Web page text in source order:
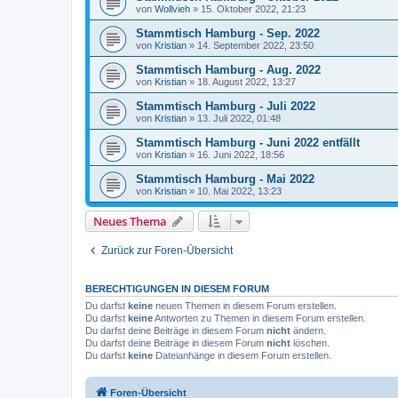
von Wollvieh » 15. Oktober 2022, 21:23
Stammtisch Hamburg - Sep. 2022
von Kristian » 14. September 2022, 23:50
Stammtisch Hamburg - Aug. 2022
von Kristian » 18. August 2022, 13:27
Stammtisch Hamburg - Juli 2022
von Kristian » 13. Juli 2022, 01:48
Stammtisch Hamburg - Juni 2022 entfällt
von Kristian » 16. Juni 2022, 18:56
Stammtisch Hamburg - Mai 2022
von Kristian » 10. Mai 2022, 13:23
Neues Thema
Zurück zur Foren-Übersicht
BERECHTIGUNGEN IN DIESEM FORUM
Du darfst keine neuen Themen in diesem Forum erstellen.
Du darfst keineAntworten zu Themen in diesem Forum erstellen.
Du darfst deine Beiträge in diesem Forum nicht ändern.
Du darfst deine Beiträge in diesem Forum nicht löschen.
Du darfst keine Dateianhänge in diesem Forum erstellen.
Foren-Übersicht